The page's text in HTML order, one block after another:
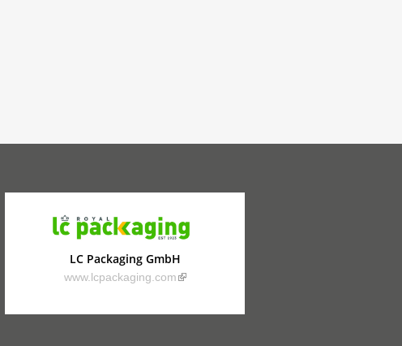
LC Packaging GmbH
www.lcpackaging.com(link is external)